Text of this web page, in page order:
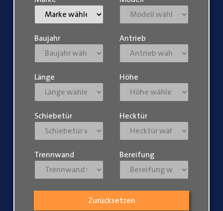
Baujahr Antrieb
Länge Höhe
Schiebetür Hecktür
Trennwand Bereifung
Zurücksetzen